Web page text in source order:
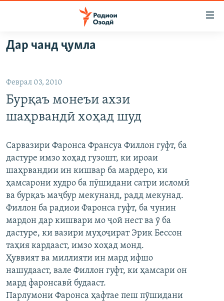
Ҷаҳиш
ба
аслӣ
Ҷаҳиш
ба
феҳристи
Ҷаҳиш
ҷустор
ГӮШАҲО
ҶОМЕА
ҚАЗИЯИ "КРОКУС"
ОСИЁИ МАРКАЗӢ
ФАРҲАНГ
МЕҲМОНИ ОЗОДӢ
ВАРЗИШ
РӮЗГОРИ МУҲОҶИР
САЛОМ, ХОҲАР
ТАҲҚИҚОТ
ҶАНГ ДАР УКРАИНА
НАЗАРИ МАРДУМ
БЛОГИСТОН
ОЗОДӢ ОНЛАЙН
ЧАНДРАСОНАӢ
ВИДЕО
НИГОРИСТОН
ГУЗОРИШҲОИ РАДИОӢ
РӮЙХАТҲО
КИТОБҲОИ ОЗОДӢ
Русский
ПАЙГИРӢ КУНЕД
Дар чанд ҷумла
Феврал 03, 2010
Бурқаъ монеъи ахзи
шаҳрвандӣ хоҳад шуд
Сарвазири Фаронса Франсуа Филлон гуфт, ба
дастуре имзо хоҳад гузошт, ки ироаи
шаҳрвандии ин кишвар ба мардеро, ки
ҳамсарони худро ба пӯшидани сатри исломӣ
ва бурқаъ маҷбур мекунанд, радд мекунад.
Филлон ба радиои Фаронса гуфт, ба чунин
мардон дар кишвари мо ҷой нест ва ӯ ба
дастуре, ки вазири муҳоҷират Эрик Бессон
таҳия кардааст, имзо хоҳад монд.
Ҳуввият ва миллияти ин мард ифшо
нашудааст, вале Филлон гуфт, ки ҳамсари он
мард фаронсавӣ будааст.
Парлумони Фаронса ҳафтае пеш пӯшидани